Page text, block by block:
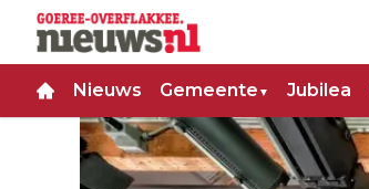
Nieuws Gemeente ▼ Jubilea